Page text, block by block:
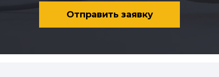
Отправить заявку